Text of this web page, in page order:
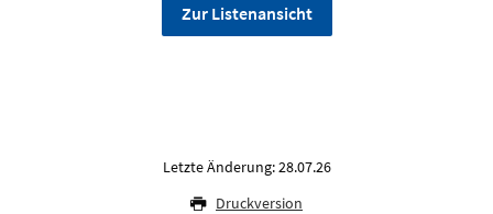
Zur Listenansicht
Letzte Änderung: 28.07.26
Druckversion